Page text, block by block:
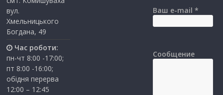
вул.
Хмельницького
Богдана, 49
Час роботи:
пн-чт 8:00 -17:00;
пт 8:00 -16:00;
обідня перерва
12:00 – 12:45
Ваш e-mail *
Сообщение